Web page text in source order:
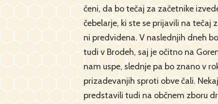
čeni, da bo tečaj za začetnike
čebelarje, ki ste se prijavili na tečaj
ni predvidena. V naslednjih dneh
tudi v Brodeh, saj je očitno na
nam uspe, slednje pa bo znano v
prizadevanjih sproti obve čali.
predstavili tudi na občnem zboru